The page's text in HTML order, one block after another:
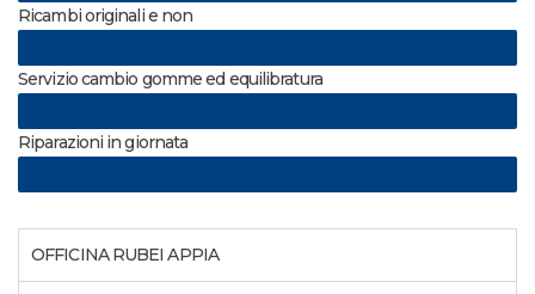
Ricambi originali e non
Servizio cambio gomme ed equilibratura
Riparazioni in giornata
OFFICINA RUBEI APPIA